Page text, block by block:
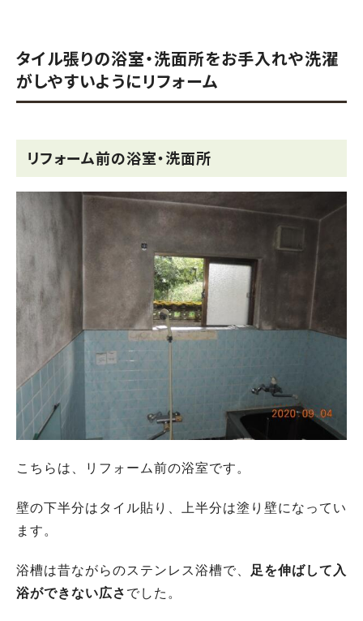
タイル張りの浴室・洗面所をお手入れや洗濯
がしやすいようにリフォーム
リフォーム前の浴室・洗面所
こちらは、リフォーム前の浴室です。
壁の下半分はタイル貼り、上半分は塗り壁になってい
ます。
浴槽は昔ながらのステンレス浴槽で、
足を伸ばして入
浴ができない広さ でした。